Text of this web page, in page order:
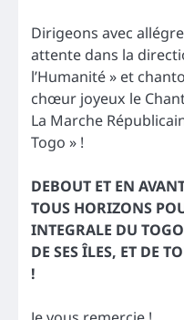
Dirigeons avec
attente dans la
l’Humanité » et
chœur joyeux le
La Marche
Togo » !
DEBOUT ET EN
TOUS HORIZONS
INTEGRALE DU
DE SES ÎLES, ET DE
!